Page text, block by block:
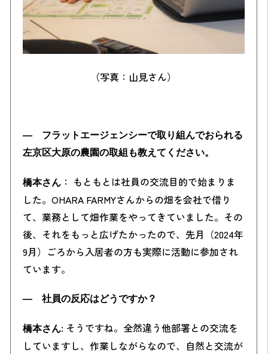
（写真：山見さん）
― フラットエージェンシーで取り組んでおられる
左京区大原の農園の取組も教えてください。
橋本さん： もともとは社員の交流目的で始まりま
した。OHARA FARMYさんからの畑を会社で借り
て、業務として畑作業をやってきていました。その
後、それをもっと広げたかったので、先月（2024年
9月）ごろから入居者の方も実際に活動に参加され
ています。
― 社員の反応はどうですか？
橋本さん: そうですね。全然違う他部署との交流を
していますし、作業しながらなので、自然と交流が